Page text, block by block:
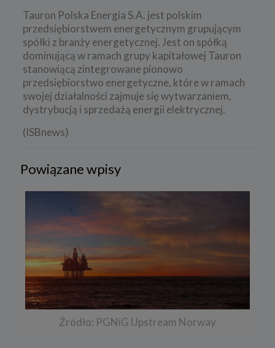
Tauron Polska Energia S.A. jest polskim
przedsiębiorstwem energetycznym grupującym
spółki z branży energetycznej. Jest on spółką
dominującą w ramach grupy kapitałowej Tauron
stanowiącą zintegrowane pionowo
przedsiębiorstwo energetyczne, które w ramach
swojej działalności zajmuje się wytwarzaniem,
dystrybucją i sprzedażą energii elektrycznej.
(ISBnews)
Powiązane wpisy
Źródło: PGNiG Upstream Norway